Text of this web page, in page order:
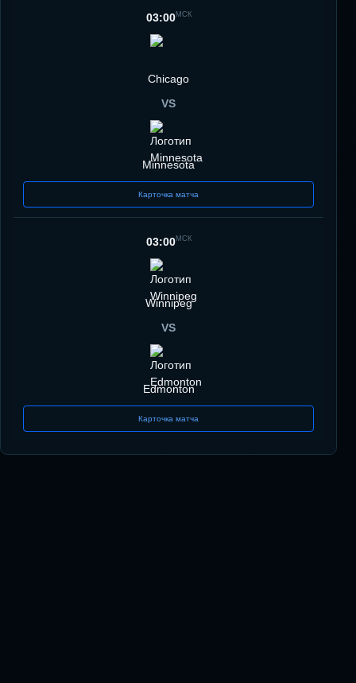
03:00МСК
Chicago
VS
Minnesota
Карточка матча
03:00МСК
Winnipeg
VS
Edmonton
Карточка матча